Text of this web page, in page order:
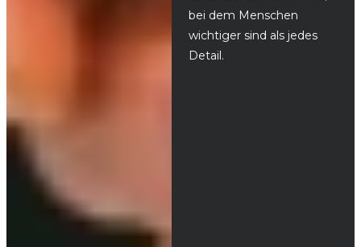
bei dem Menschen
wichtiger sind als jedes
Detail.